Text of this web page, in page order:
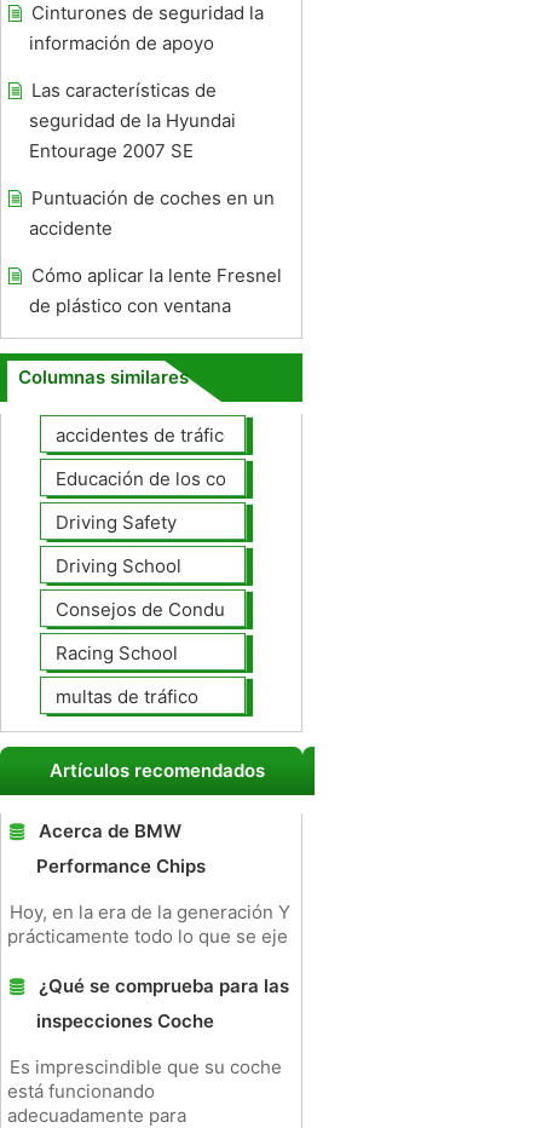
Cinturones de seguridad la
información de apoyo
Las características de
seguridad de la Hyundai
Entourage 2007 SE
Puntuación de coches en un
accidente
Cómo aplicar la lente Fresnel
de plástico con ventana
Columnas similares
accidentes de tráfico
Educación de los conductores
Driving Safety
Driving School
Consejos de Conducción
Racing School
multas de tráfico
Artículos recomendados
Acerca de BMW
Performance Chips
Hoy, en la era de la generación Y
prácticamente todo lo que se eje
¿Qué se comprueba para las
inspecciones Coche
Es imprescindible que su coche
está funcionando
adecuadamente para